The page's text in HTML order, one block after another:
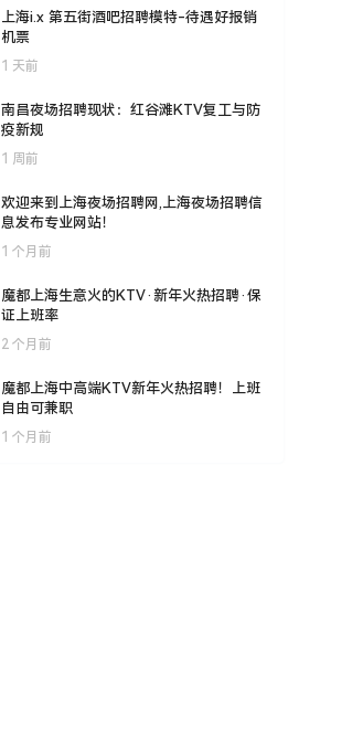
上海i.x 第五街酒吧招聘模特-待遇好报销
机票
1 天前
南昌夜场招聘现状：红谷滩KTV复工与防
疫新规
1 周前
欢迎来到上海夜场招聘网,上海夜场招聘信
息发布专业网站！
1 个月前
魔都上海生意火的KTV·新年火热招聘·保
证上班率
2 个月前
魔都上海中高端KTV新年火热招聘！上班
自由可兼职
1 个月前